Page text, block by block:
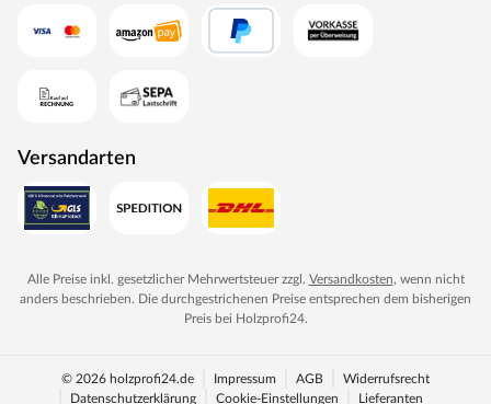
Versandarten
Alle Preise inkl. gesetzlicher Mehrwertsteuer zzgl. Versandkosten, wenn nicht
anders beschrieben. Die durchgestrichenen Preise entsprechen dem bisherigen
Preis bei Holzprofi24.
© 2026 holzprofi24.de Impressum AGB
Widerrufsrecht
Datenschutzerklärung
Cookie-Einstellungen Lieferanten